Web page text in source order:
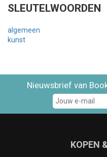
SLEUTELWOORDEN
algemeen
kunst
Nieuwsbrief van
KOPEN